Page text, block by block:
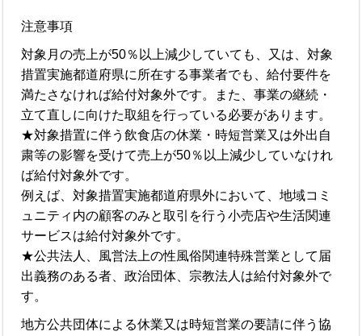
注意事項
対象月の売上が50％以上減少していても、又は、対象
措置実施都道府県に所在する事業者でも、給付要件を
満たさなければ給付対象外です。また、事業の継続・
立て直しに向けた取組を行っている必要があります。
★対象措置に伴う飲食店の休業・時短営業又は外出自
粛等の影響を受けて売上が50％以上減少していなけれ
ば給付対象外です。
例えば、対象措置実施都道府県外において、地域コミ
ュニティ内の顧客のみと取引を行う小売店や生活関連
サービスは給付対象外です。
★公共法人、風営法上の性風俗関連特殊営業として届
出義務のある者、政治団体、宗教法人は給付対象外で
す。
地方公共団体による休業又は時短営業の要請に伴う協